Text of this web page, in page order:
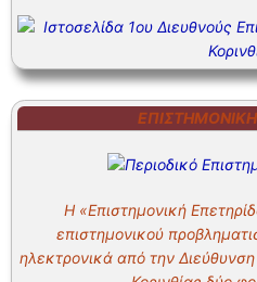
Η «Επιστημονική
επιστημονικού
ηλεκτρονικά από την